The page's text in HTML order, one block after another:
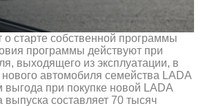
о старте собственной программы
программы действуют при
выходящего из эксплуатации, в
нового автомобиля семейства LADA
выгода при покупке новой LADA
выпуска составляет 70 тысяч